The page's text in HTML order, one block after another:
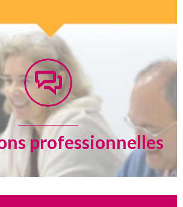
professionnelles